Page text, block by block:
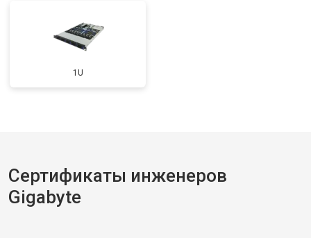
1U
Сертификаты инженеров
Gigabyte